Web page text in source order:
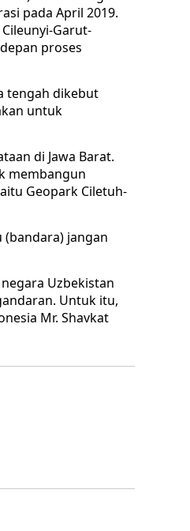
pada April 2019.
Garut-
proses
tengah dikebut
untuk
di Jawa Barat.
membangun
Geopark Ciletuh-
(bandara) jangan
Uzbekistan
Untuk itu,
Mr. Shavkat